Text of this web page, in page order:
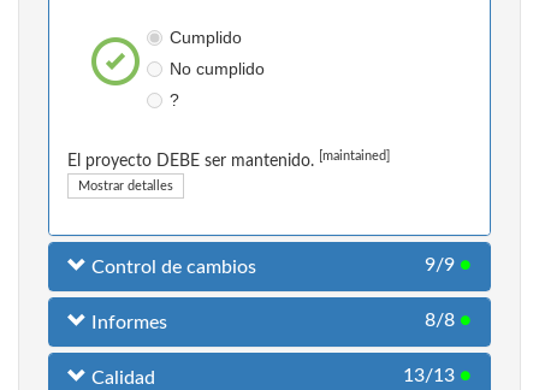
Cumplido
No cumplido
?
El proyecto DEBE ser mantenido. [maintained]
Mostrar detalles
Control de cambios 9/9 ●
Informes 8/8 ●
Calidad 13/13 ●